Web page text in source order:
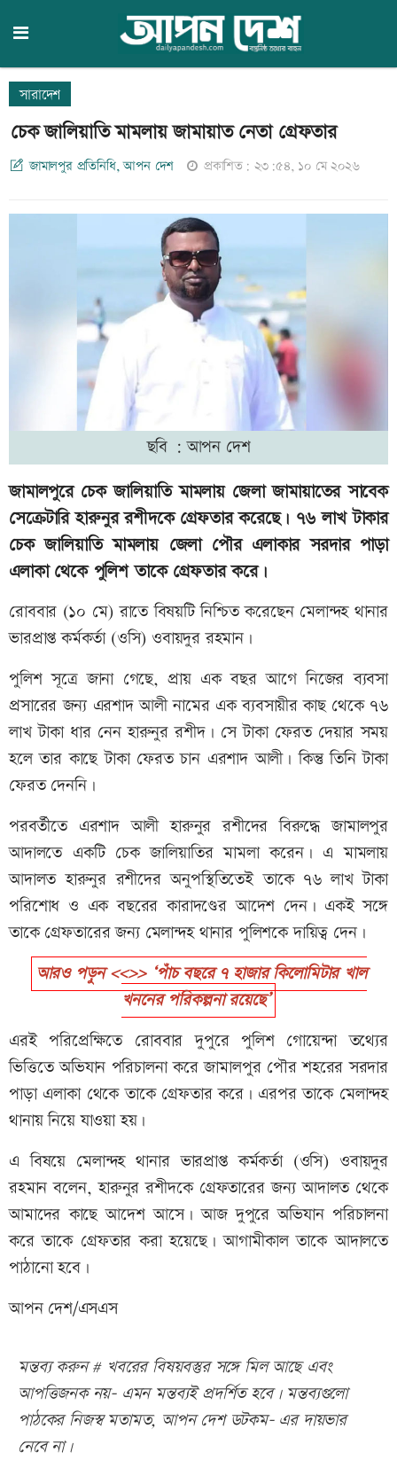
সারাদেশ
চেক জালিয়াতি মামলায় জামায়াত নেতা গ্রেফতার
জামালপুর প্রতিনিধি, আপন দেশ প্রকাশিত: ২৩:৫৪, ১০ মে ২০২৬
ছবি : আপন দেশ
জামালপুরে চেক জালিয়াতি মামলায় জেলা জামায়াতের সাবেক
সেক্রেটারি হারুনুর রশীদকে গ্রেফতার করেছে। ৭৬ লাখ টাকার
চেক জালিয়াতি মামলায় জেলা পৌর এলাকার সরদার পাড়া
এলাকা থেকে পুলিশ তাকে গ্রেফতার করে।
রোববার (১০ মে) রাতে বিষয়টি নিশ্চিত করেছেন মেলান্দহ থানার
ভারপ্রাপ্ত কর্মকর্তা (ওসি) ওবায়দুর রহমান।
পুলিশ সূত্রে জানা গেছে, প্রায় এক বছর আগে নিজের ব্যবসা
প্রসারের জন্য এরশাদ আলী নামের এক ব্যবসায়ীর কাছ থেকে ৭৬
লাখ টাকা ধার নেন হারুনুর রশীদ। সে টাকা ফেরত দেয়ার সময়
হলে তার কাছে টাকা ফেরত চান এরশাদ আলী। কিন্তু তিনি টাকা
ফেরত দেননি।
পরবর্তীতে এরশাদ আলী হারুনুর রশীদের বিরুদ্ধে জামালপুর
আদালতে একটি চেক জালিয়াতির মামলা করেন। এ মামলায়
আদালত হারুনুর রশীদের অনুপস্থিতিতেই তাকে ৭৬ লাখ টাকা
পরিশোধ ও এক বছরের কারাদণ্ডের আদেশ দেন। একই সঙ্গে
তাকে গ্রেফতারের জন্য মেলান্দহ থানার পুলিশকে দায়িত্ব দেন।
আরও পড়ুন <<>> ‘পাঁচ বছরে ৭ হাজার কিলোমিটার খাল
খননের পরিকল্পনা রয়েছে’
এরই পরিপ্রেক্ষিতে রোববার দুপুরে পুলিশ গোয়েন্দা তথ্যের
ভিত্তিতে অভিযান পরিচালনা করে জামালপুর পৌর শহরের সরদার
পাড়া এলাকা থেকে তাকে গ্রেফতার করে। এরপর তাকে মেলান্দহ
থানায় নিয়ে যাওয়া হয়।
এ বিষয়ে মেলান্দহ থানার ভারপ্রাপ্ত কর্মকর্তা (ওসি) ওবায়দুর
রহমান বলেন, হারুনুর রশীদকে গ্রেফতারের জন্য আদালত থেকে
আমাদের কাছে আদেশ আসে। আজ দুপুরে অভিযান পরিচালনা
করে তাকে গ্রেফতার করা হয়েছে। আগামীকাল তাকে আদালতে
পাঠানো হবে।
আপন দেশ/এসএস
মন্তব্য করুন # খবরের বিষয়বস্তুর সঙ্গে মিল আছে এবং
আপত্তিজনক নয়- এমন মন্তব্যই প্রদর্শিত হবে। মন্তব্যগুলো
পাঠকের নিজস্ব মতামত, আপন দেশ ডটকম- এর দায়ভার
নেবে না।